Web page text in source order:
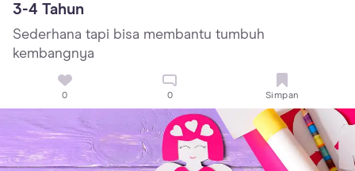
3-4 Tahun
Sederhana tapi bisa membantu tumbuh
kembangnya
0 0 Simpan